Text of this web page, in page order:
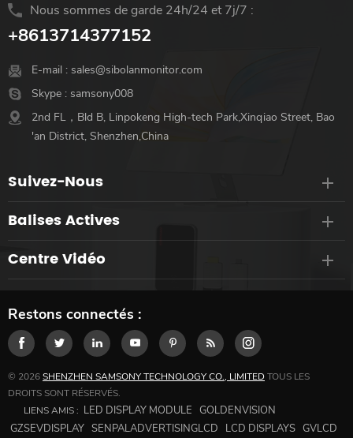
Nous sommes de garde 24h/24 et 7j/7 :
+8613714377152
E-mail : sales@sibolanmonitor.com
Skype : samsony008
2nd FL，Bld B, Linpokeng High-tech Park,Xinqiao Street, Bao
'an District, Shenzhen,China
Suivez-Nous
Balises Actives
Centre Vidéo
Restons connectés :
© 2026SHENZHEN SAMSONY TECHNOLOGY CO., LIMITED TOUS LES
DROITS SONT RÉSERVÉS.
LIENS AMIS : LED DISPLAY MODULE GOLDENVISION
GZSEVDISPLAY SENPALADVERTISINGLCD LCD DISPLAYS GVLCD